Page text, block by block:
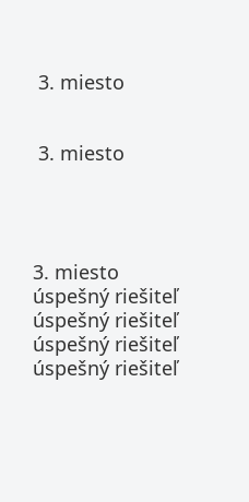
3. miesto
3. miesto
3. miesto
úspešný riešiteľ
úspešný riešiteľ
úspešný riešiteľ
úspešný riešiteľ